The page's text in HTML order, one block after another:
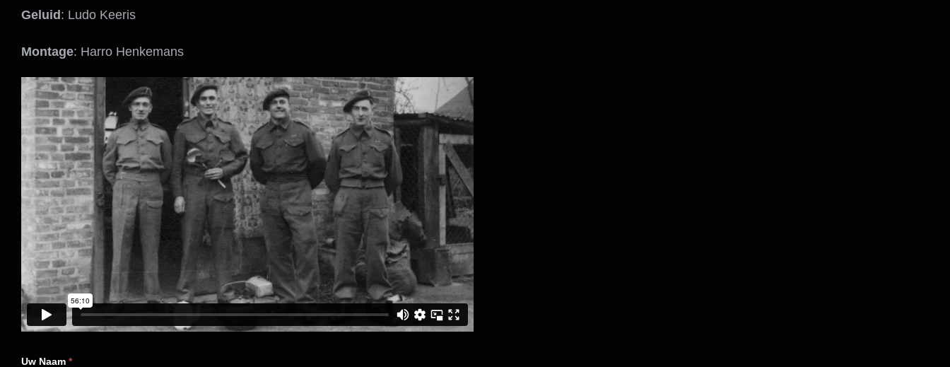
Geluid: Ludo Keeris
Montage: Harro Henkemans
Uw Naam *